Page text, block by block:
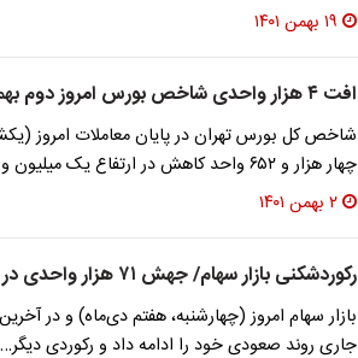
۱۹ بهمن ۱۴۰۱
افت ۴ هزار واحدی شاخص بورس امروز دوم بهمن‌ماه
شاخص کل بورس تهران در پایان معاملات امروز
چهار هزار و ۶۵۲ واحد کاهش در ارتفاع یک میلیون و…
۲ بهمن ۱۴۰۱
رکوردشکنی بازار سهام/ جهش ۷۱ هزار واحدی در آخرین روز هفته
بازار سهام امروز (چهارشنبه، هفتم دی‌ماه) و در
جاری روند صعودی خود را ادامه داد و رکوردی دیگر…